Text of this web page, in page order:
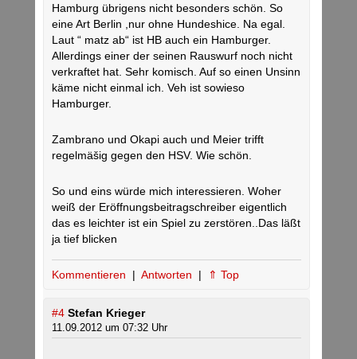
Hamburg übrigens nicht besonders schön. So
eine Art Berlin ,nur ohne Hundeshice. Na egal.
Laut “ matz ab“ ist HB auch ein Hamburger.
Allerdings einer der seinen Rauswurf noch nicht
verkraftet hat. Sehr komisch. Auf so einen Unsinn
käme nicht einmal ich. Veh ist sowieso
Hamburger.
Zambrano und Okapi auch und Meier trifft
regelmäšig gegen den HSV. Wie schön.
So und eins würde mich interessieren. Woher
weiß der Eröffnungsbeitragschreiber eigentlich
das es leichter ist ein Spiel zu zerstören..Das läßt
ja tief blicken
Kommentieren | Antworten | ⇑ Top
#4 Stefan Krieger
11.09.2012 um 07:32 Uhr